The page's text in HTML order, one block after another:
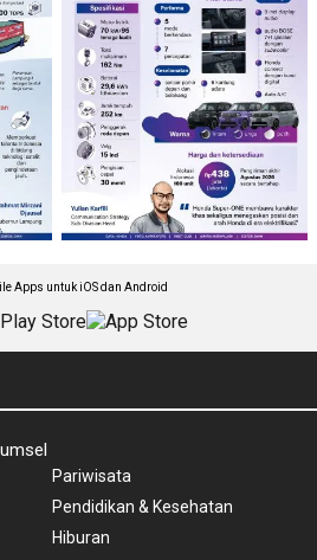
Apps untuk iOS dan Android
Pariwisata
Pendidikan & Kesehatan
Hiburan